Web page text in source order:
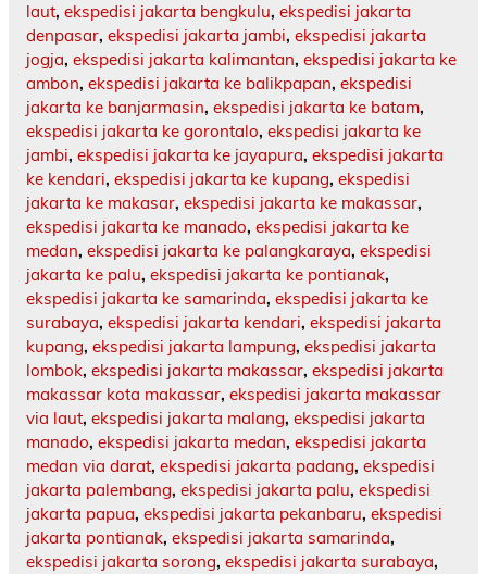
laut, ekspedisi jakarta bengkulu, ekspedisi jakarta
denpasar, ekspedisi jakarta jambi, ekspedisi jakarta
jogja, ekspedisi jakarta kalimantan, ekspedisi jakarta ke
ambon, ekspedisi jakarta ke balikpapan, ekspedisi
jakarta ke banjarmasin, ekspedisi jakarta ke batam,
ekspedisi jakarta ke gorontalo, ekspedisi jakarta ke
jambi, ekspedisi jakarta ke jayapura, ekspedisi jakarta
ke kendari, ekspedisi jakarta ke kupang, ekspedisi
jakarta ke makasar, ekspedisi jakarta ke makassar,
ekspedisi jakarta ke manado, ekspedisi jakarta ke
medan, ekspedisi jakarta ke palangkaraya, ekspedisi
jakarta ke palu, ekspedisi jakarta ke pontianak,
ekspedisi jakarta ke samarinda, ekspedisi jakarta ke
surabaya, ekspedisi jakarta kendari, ekspedisi jakarta
kupang, ekspedisi jakarta lampung, ekspedisi jakarta
lombok, ekspedisi jakarta makassar, ekspedisi jakarta
makassar kota makassar, ekspedisi jakarta makassar
via laut, ekspedisi jakarta malang, ekspedisi jakarta
manado, ekspedisi jakarta medan, ekspedisi jakarta
medan via darat, ekspedisi jakarta padang, ekspedisi
jakarta palembang, ekspedisi jakarta palu, ekspedisi
jakarta papua, ekspedisi jakarta pekanbaru, ekspedisi
jakarta pontianak, ekspedisi jakarta samarinda,
ekspedisi jakarta sorong, ekspedisi jakarta surabaya,